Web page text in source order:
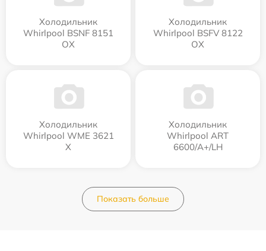
Холодильник
Whirlpool BSNF 8151
OX
Холодильник
Whirlpool BSFV 8122
OX
Холодильник
Whirlpool WME 3621
X
Холодильник
Whirlpool ART
6600/A+/LH
Показать больше